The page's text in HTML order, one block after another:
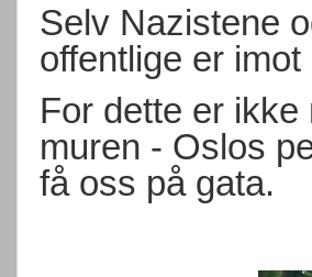
Selv Nazistene
offentlige er
For dette er
muren - Oslos
få oss på gata.